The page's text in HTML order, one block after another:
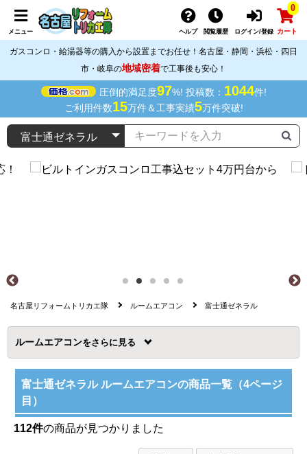
メニュー ヘルプ 閲覧履歴 ログイン/登録
0
カート
ガスコンロ・給湯器等の購入から設置までお任せ！名古屋・静岡・浜松・四日
市・岐阜の地域密着で工事後も安心！
圧倒的満足度97%! 投稿数： 1044件!
ご利用件数15万件＆工事実績5万件突破!
名古屋リフォームトリカエ隊 ルームエアコン 富士通ゼネラル
ルームエアコンを
富士通ゼネラル ルームエアコンの商品一覧（4ページ
目）
112件の商品が見つかりました